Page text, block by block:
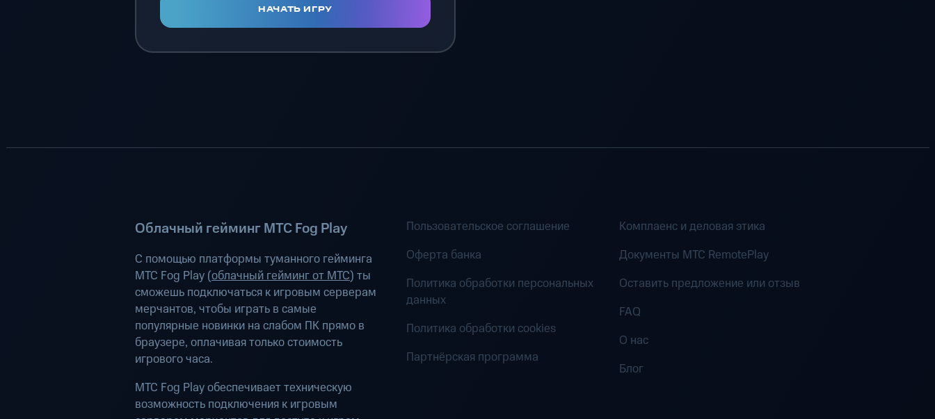
НАЧАТЬ ИГРУ
Облачный гейминг МТС Fog Play
С помощью платформы туманного гейминга
МТС Fog Play (облачный гейминг от МТС) ты
сможешь подключаться к игровым серверам
мерчантов, чтобы играть в самые
популярные новинки на слабом ПК прямо в
браузере, оплачивая только стоимость
игрового часа.
МТС Fog Play обеспечивает техническую
возможность подключения к игровым
Пользовательское соглашение
Оферта банка
Политика обработки персональных
данных
Политика обработки cookies
Партнёрская программа
Комплаенс и деловая этика
Документы MTC RemotePlay
Оставить предложение или отзыв
FAQ
О нас
Блог